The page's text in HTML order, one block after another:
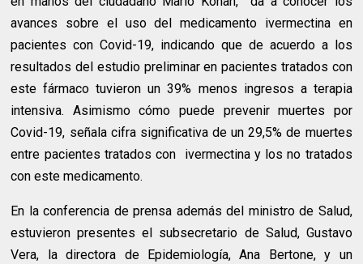
avances sobre el uso del medicamento ivermectina en
pacientes con Covid-19, indicando que de acuerdo a los
resultados del estudio preliminar en pacientes tratados con
este fármaco tuvieron un 39% menos ingresos a terapia
intensiva. Asimismo cómo puede prevenir muertes por
Covid-19, señala cifra significativa de un 29,5% de muertes
entre pacientes tratados con
ivermectina y los no tratados
con este medicamento.
En la conferencia de prensa además del ministro de Salud,
estuvieron presentes el subsecretario de Salud, Gustavo
Vera, la directora de Epidemiología, Ana Bertone, y un